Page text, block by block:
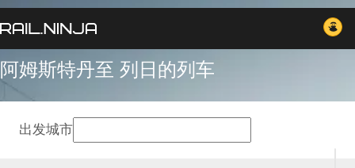
阿姆斯特丹至 列日的列车
出发城市